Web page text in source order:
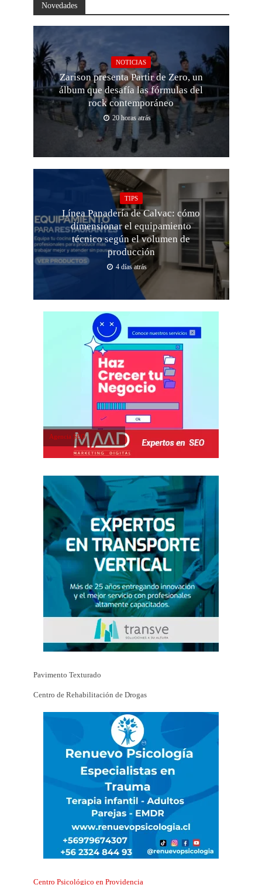
Novedades
NOTICIAS
Zarison presenta Partir de Zero, un
álbum que desafía las fórmulas del
rock contemporáneo
20 horas atrás
TIPS
Línea Panadería de Calvac: cómo
dimensionar el equipamiento
técnico según el volumen de
producción
4 días atrás
Agencia SEO
Pavimento Texturado
Centro de Rehabilitación de Drogas
Centro Psicológico en Providencia